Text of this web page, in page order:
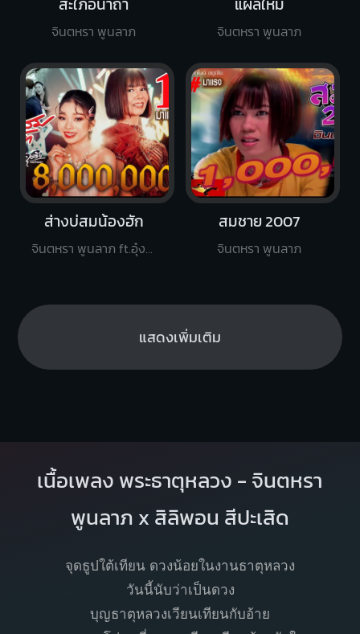
จินตหรา พูนลาภ
สมชาย 2007
จินตหรา พูนลาภ
จินตหรา พูนลาภ
ส่างบ่สมน้องฮัก
จินตหรา พูนลาภ ft.อุ๋งอิ๋ง เพชรบ้านแพง
แสดงเพิ่มเติม
เนื้อเพลง พระธาตุหลวง - จินตหรา
พูนลาภ x สิลิพอน สีปะเสิด
จุดธูปใต้เทียน ดวงน้อยในงานธาตุหลวง
วันนี้นับว่าเป็นดวง
บุญธาตุหลวงเวียนเทียนกับอ้าย